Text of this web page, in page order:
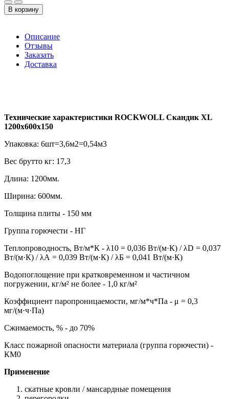
Описание
Отзывы
Заказать
Доставка
Технические характеристики ROCKWOLL Скандик XL
1200х600х150
Упаковка: 6шт=3,6м2=0,54м3
Вес брутто кг: 17,3
Длина: 1200мм.
Ширина: 600мм.
Толщина плиты - 150 мм
Группа горючести - НГ
Теплопроводность, Вт/м*К - λ10 = 0,036 Вт/(м·К) / λD = 0,037
Вт/(м·К) / λА = 0,039 Вт/(м·К) / λБ = 0,041 Вт/(м·К)
Водопоглощение при кратковременном и частичном
погружении, кг/м² не более - 1,0 кг/м²
Коэффициент паропроницаемости, мг/м*ч*Па - μ = 0,3
мг/(м·ч·Па)
Сжимаемость, % - до 70%
Класс пожарной опасности материала (группа горючести) -
КМ0
Применение
скатные кровли / мансардные помещения